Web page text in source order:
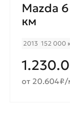
Mazda
км
2013 152 000
от 20.604₽/